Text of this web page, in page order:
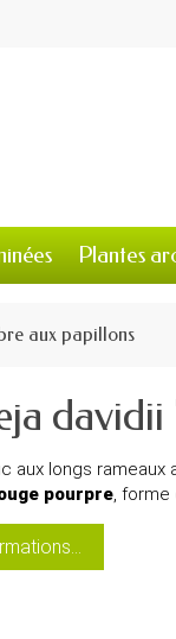
Plantes
aux papillons
aux longs rameaux
pourpre, forme